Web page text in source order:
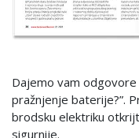
Dajemo vam
pražnjenje baterije?”.
brodsku elektriku
sigurnije.